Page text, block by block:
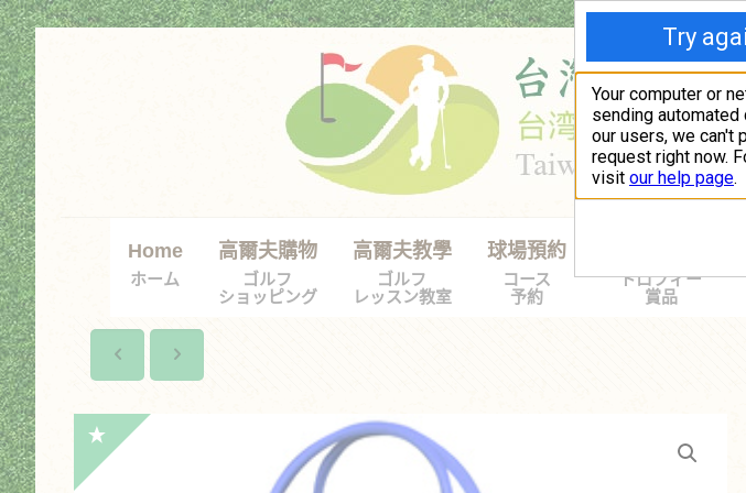
Home
ホーム
高爾夫購物
ゴルフ
ショッピング
高爾夫教學
ゴルフ
レッスン教室
球場預約
コース
予約
トロフィー
賞品